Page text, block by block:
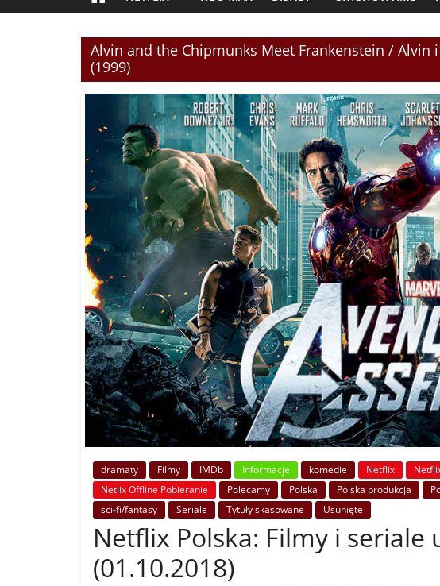
Alvin and the Chipmunks Meet Frankenstein / Alvin
(1999)
dramaty Filmy IMDb Informacje komedie Netflix
Netlix Offline Pobieranie
Polecamy Polska Polska produkcja
sci-fi/fantasy
Seriale Tytuły skasowane Usunięte
Netflix Polska: Filmy i
(01.10.2018)